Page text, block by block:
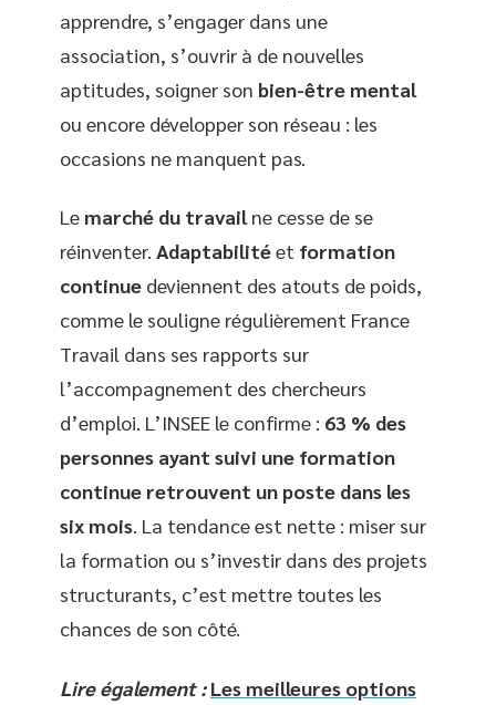
apprendre, s’engager dans une
association, s’ouvrir à de nouvelles
aptitudes, soigner son bien-être mental
ou encore développer son réseau : les
occasions ne manquent pas.
Le marché du travailne cesse de se
réinventer. Adaptabilitéet formation
continue deviennent des atouts de poids,
comme le souligne régulièrement France
Travail dans ses rapports sur
l’accompagnement des chercheurs
d’emploi. L’INSEE le confirme : 63 % des
personnes ayant suivi une formation
continue retrouvent un poste dans les
six mois. La tendance est nette : miser sur
la formation ou s’investir dans des projets
structurants, c’est mettre toutes les
chances de son côté.
Lire également : Les meilleures options